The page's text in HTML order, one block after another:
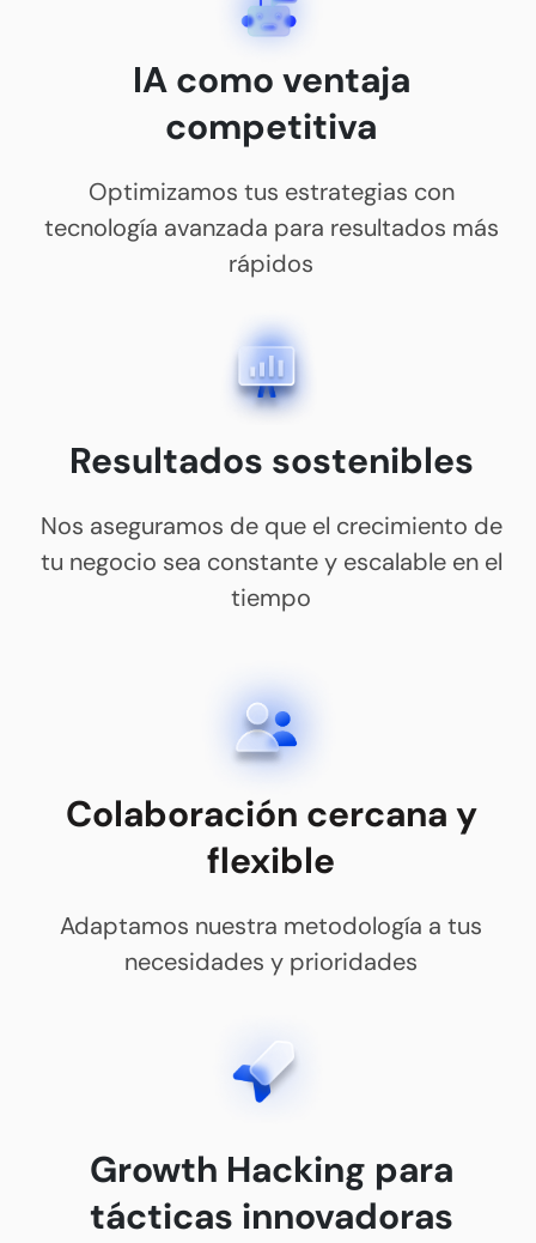
IA como ventaja
competitiva
Optimizamos tus estrategias con
tecnología avanzada para resultados más
rápidos
Resultados sostenibles
Nos aseguramos de que el crecimiento de
tu negocio sea constante y escalable en el
tiempo
Colaboración cercana y
flexible
Adaptamos nuestra metodología a tus
necesidades y prioridades
Growth Hacking para
tácticas innovadoras